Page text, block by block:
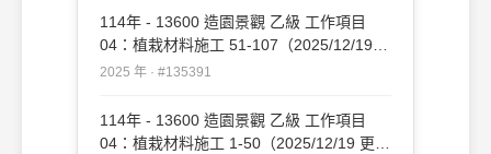
114年 - 13600 造園景觀 乙級 工作項目
04：植栽材料施工 51-107（2025/12/19
更新）#135391
2025 年 · #135391
114年 - 13600 造園景觀 乙級 工作項目
04：植栽材料施工 1-50（2025/12/19 更